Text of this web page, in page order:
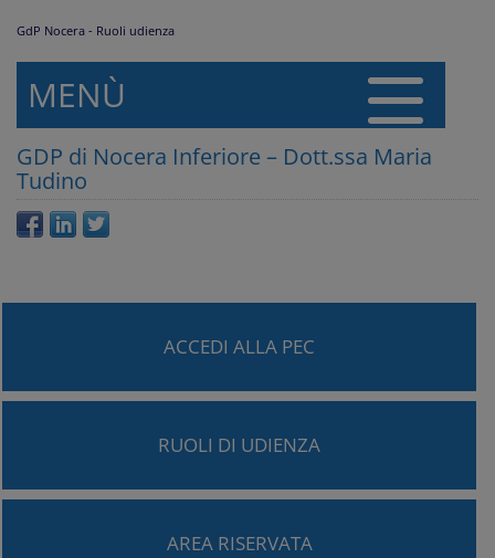
GdP Nocera - Ruoli udienza
MENÙ
GDP di Nocera Inferiore – Dott.ssa Maria
Tudino
ACCEDI ALLA PEC
RUOLI DI UDIENZA
AREA RISERVATA